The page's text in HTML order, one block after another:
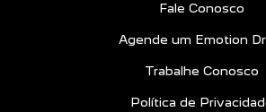
Fale Conosco
Agende um Emotion
Trabalhe Conosco
Política de